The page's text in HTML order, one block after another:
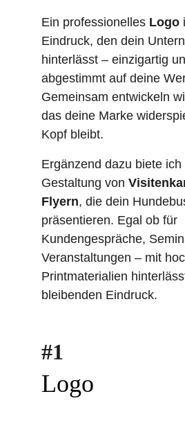
Ein professionelles Logo
Eindruck, den dein
hinterlässt – einzigartig
abgestimmt auf deine
Gemeinsam entwickeln
das deine Marke
Kopf bleibt.
Ergänzend dazu biete ich
Gestaltung von
Flyern, die dein
präsentieren. Egal ob für
Kundengespräche,
Veranstaltungen – mit
Printmaterialien
bleibenden Eindruck.
Logo
#1